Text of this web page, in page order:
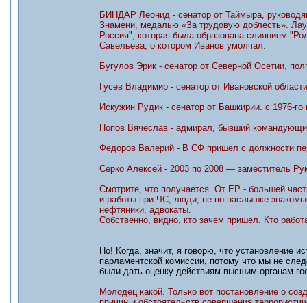
БИНДАР Леонид - сенатор от Таймыра,
Знамени, медалью «За трудовую доблесть».
Россия", которая была образована слиянием
Савельева, о котором Иванов умолчал.
Бугулов Эрик - сенатор от Северной Осетии,
Гусев Владимир - сенатор от Ивановской
Искужин Рудик - сенатор от Башкирии. с 1976-
Попов Вячеслав - адмирал, бывший
Федоров Валерий - В СФ пришел с должности
Серко Алексей - 2003 по 2008 — заместитель
Смотрите, что получается. От ЕР - большей
и работы при ЧС, люди, не по наслышке
нефтяники, адвокаты.
Собственно, видно, кто зачем пришел. Кто
Но! Когда, значит, я говорю, что установление
парламентской комиссии, потому что мы не
были дать оценку действиям высшим органам
Молодец какой. Только вот постановление о